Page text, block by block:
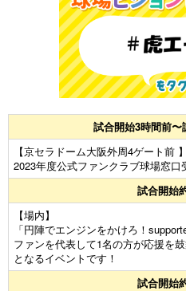
試合開始3時間前
【京セラドーム大阪外周4ゲート前 】
2023年度公式ファンクラブ球場窓口
試合開始
【場内】
「円陣でエンジンをかけろ！
ファンを代表して1名の方が応援を
となるイベントです！
試合開始